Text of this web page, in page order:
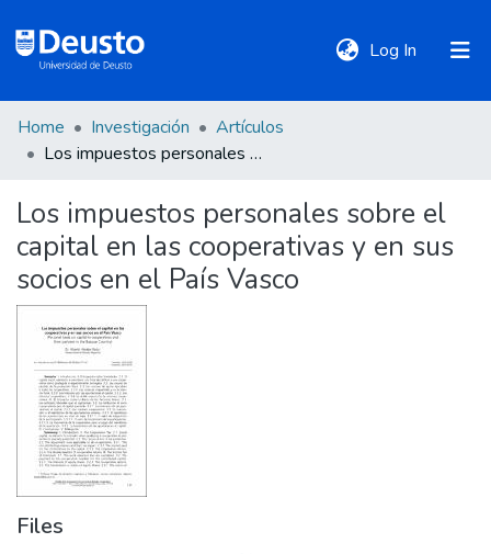
Log In (current)
DeustoTeka
Communities
&
Collections
All of DSpace
Statistics
Policies
Home Investigación
Artículos
Los impuestos personales sobre el capital en las cooperativas y en sus socios en el País Vasco
Los impuestos personales sobre el
capital en las cooperativas y en sus
socios en el País Vasco
Files